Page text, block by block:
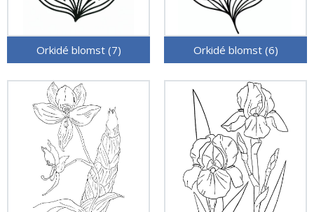
Orkidé blomst (7) Orkidé blomst (6)